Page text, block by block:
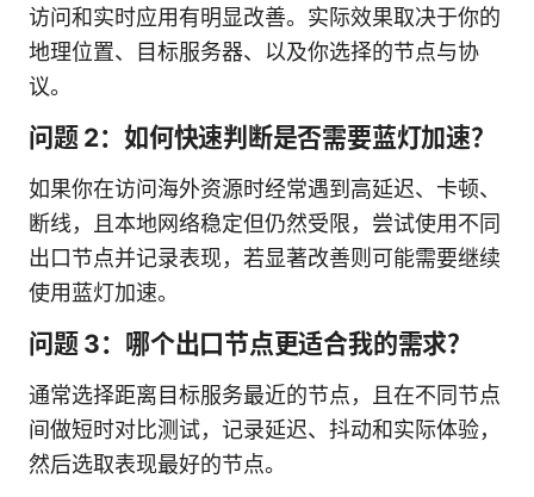
访问和实时应用有明显改善。实际效果取决于你的
地理位置、目标服务器、以及你选择的节点与协
议。
问题 2：如何快速判断是否需要蓝灯加速？
如果你在访问海外资源时经常遇到高延迟、卡顿、
断线，且本地网络稳定但仍然受限，尝试使用不同
出口节点并记录表现，若显著改善则可能需要继续
使用蓝灯加速。
问题 3：哪个出口节点更适合我的需求？
通常选择距离目标服务最近的节点，且在不同节点
间做短时对比测试，记录延迟、抖动和实际体验，
然后选取表现最好的节点。